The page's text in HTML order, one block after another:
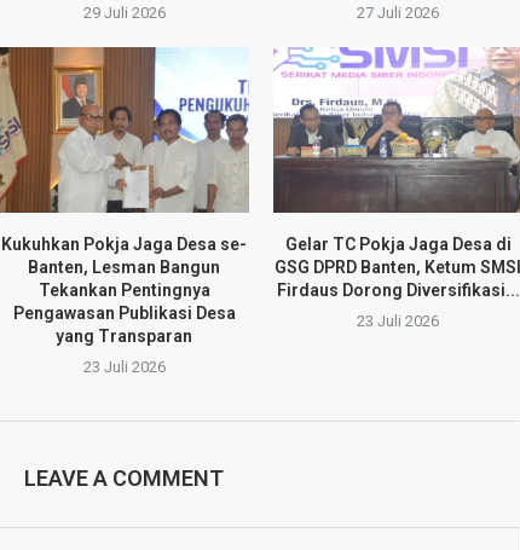
29 Juli 2026 27 Juli 2026
Kukuhkan Pokja Jaga Desa se-
Banten, Lesman Bangun
Tekankan Pentingnya
Pengawasan Publikasi Desa
yang Transparan
23 Juli 2026
Gelar TC Pokja Jaga Desa di
GSG DPRD Banten, Ketum SMSI
Firdaus Dorong Diversifikasi...
23 Juli 2026
LEAVE A COMMENT